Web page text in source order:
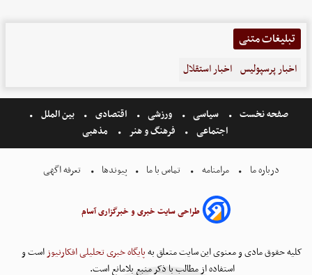
تبلیغات متنی
اخبار پرسپولیس اخبار استقلال
صفحه نخست سیاسی ورزشی اقتصادی
بین الملل
اجتماعی
فرهنگ و هنر مذهبی
درباره ما مرامنامه تماس با ما پیوندها تعرفه اگهی
طراحی سایت خبری و خبرگزاری آسام
کلیه حقوق مادی و معنوی این سایت متعلق بهپایگاه خبری تحلیلی افکارنیوز است و
استفاده از مطالب با ذکر منبع بلامانع است.